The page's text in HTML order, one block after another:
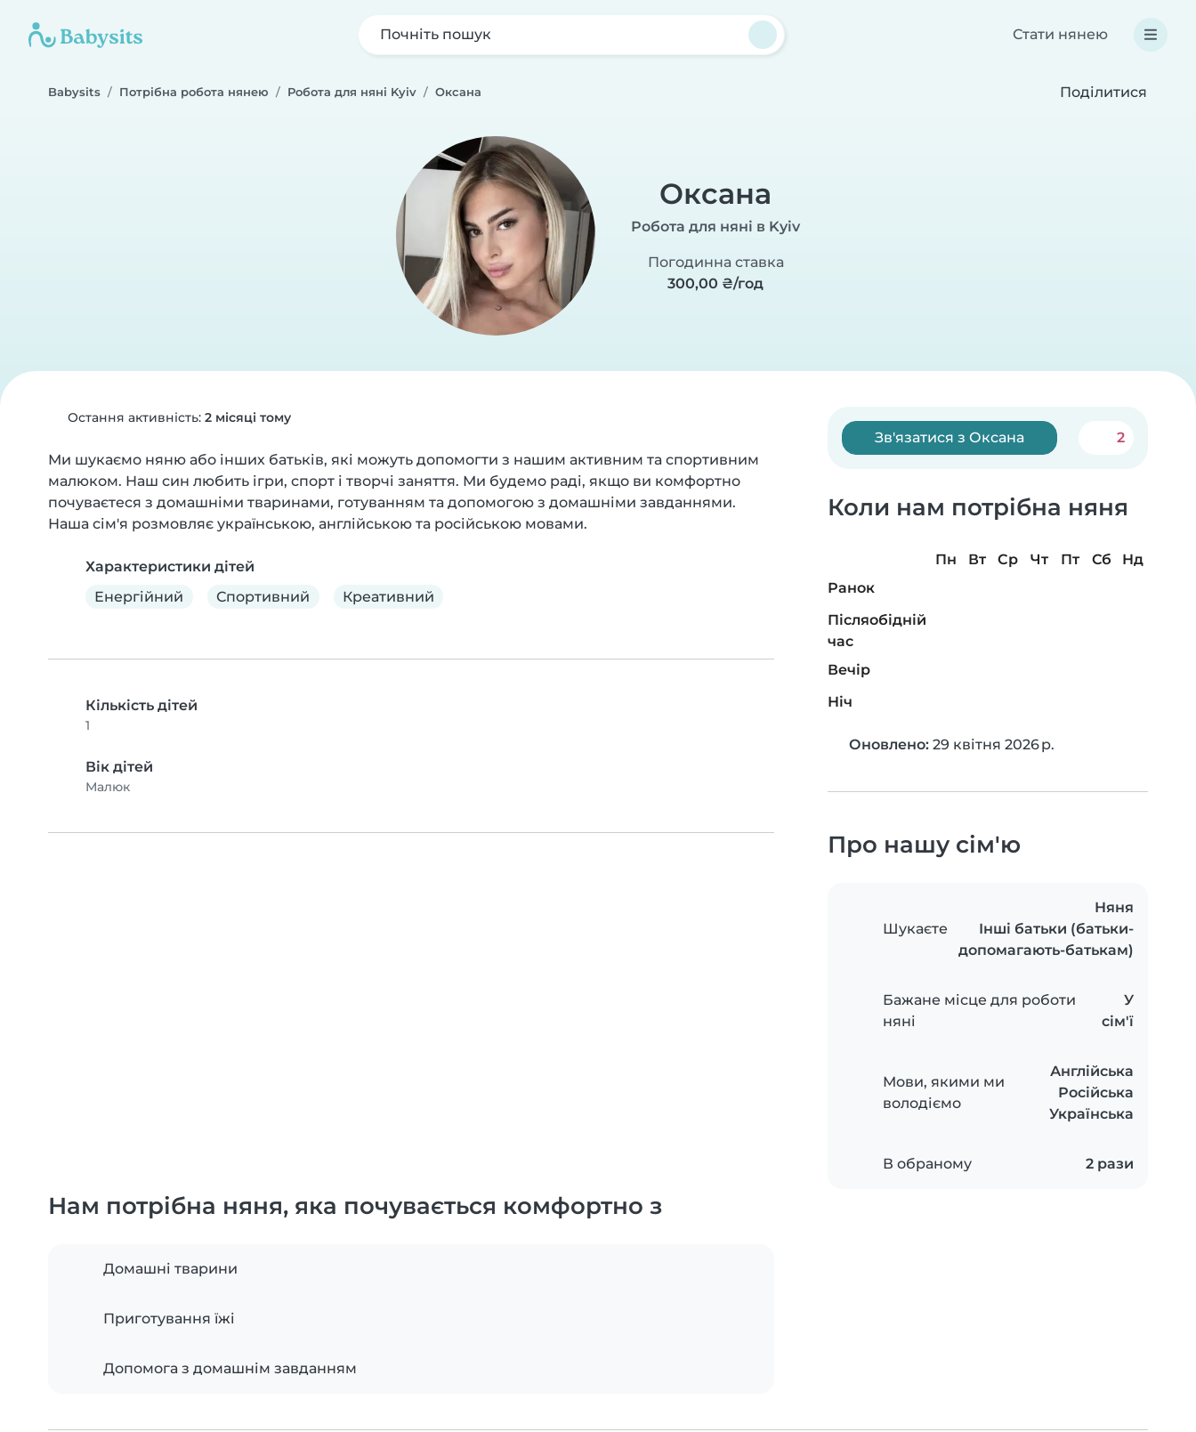
Почніть пошук Стати нянею
Babysits Потрібна робота нянею Робота для няні Kyiv Оксана Поділитися
Оксана
Робота для няні в Kyiv
Погодинна ставка
300,00 ₴/год
Остання активність: 2 місяці тому
Ми шукаємо няню або інших батьків, які можуть допомогти з нашим активним та спортивним
малюком. Наш син любить ігри, спорт і творчі заняття. Ми будемо раді, якщо ви комфортно
почуваєтеся з домашніми тваринами, готуванням та допомогою з домашніми завданнями.
Наша сім'я розмовляє українською, англійською та російською мовами.
Характеристики дітей
Енергійний
Спортивний Креативний
Кількість дітей
1
Вік дітей
Малюк
Зв'язатися з Оксана 2
Коли нам потрібна няня
Пн Вт Ср Чт Пт Сб
Нд
Ранок
Післяобідній
час
Вечір
Ніч
Оновлено: 29 квітня 2026 р.
Про нашу сім'ю
Шукаєте
Няня
Інші батьки (батьки-
допомагають-батькам)
Бажане місце для роботи
няні
У
сім'ї
Мови, якими ми
володіємо
Англійська
Російська
Українська
В обраному 2 рази
Нам потрібна няня, яка почувається комфортно з
Домашні тварини
Приготування їжі
Допомога з домашнім завданням